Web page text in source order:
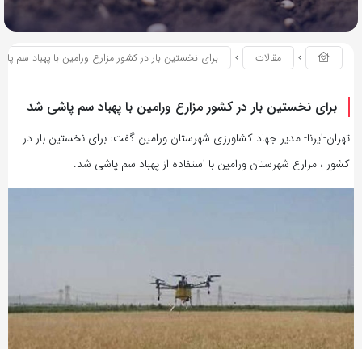
مقالات برای نخستین بار در کشور مزارع ورامین با پهباد سم
برای نخستین بار در کشور مزارع ورامین با پهباد سم پاشی شد
تهران-ایرنا- مدیر جهاد کشاورزی شهرستان ورامین گفت: برای نخستین بار در
کشور ، مزارع شهرستان ورامین با استفاده از پهباد سم پاشی شد.